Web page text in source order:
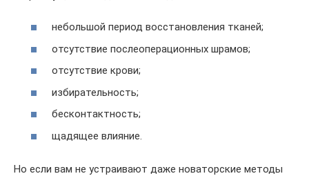
небольшой период восстановления тканей;
отсутствие послеоперационных шрамов;
отсутствие крови;
избирательность;
бесконтактность;
щадящее влияние.
Но если вам не устраивают даже новаторские методы